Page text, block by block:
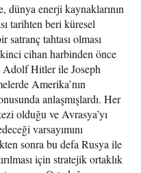
dünya enerji kaynaklarının
tarihten beri küresel
satranç tahtası olması
cihan harbinden önce
Adolf Hitler ile Joseph
Amerika’nın
anlaşmışlardı. Her
olduğu ve Avrasya’yı
varsayımını
sonra bu defa Rusya ile
için stratejik ortaklık